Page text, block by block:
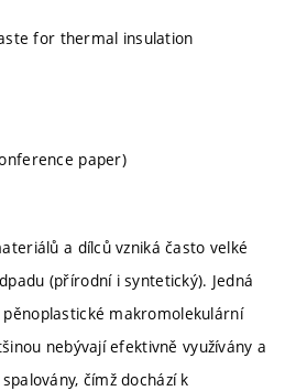
for thermal insulation
paper)
a dílců vzniká často velké
(přírodní i syntetický). Jedná
makromolekulární
nebývají efektivně využívány a
čímž dochází k